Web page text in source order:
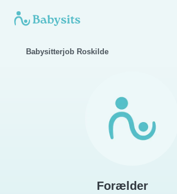
Babysitterjob Roskilde
Forælder